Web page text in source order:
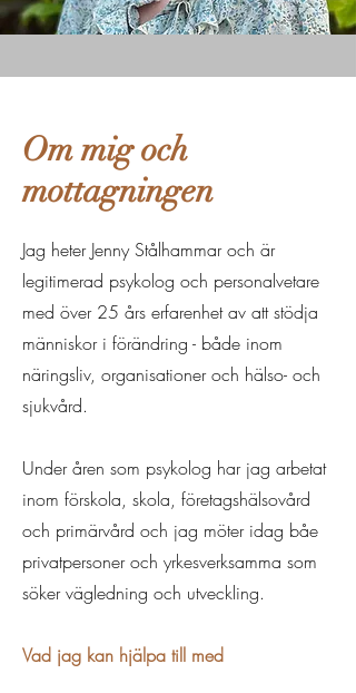
Om mig och
mottagningen
Jag heter Jenny Stålhammar och är
legitimerad psykolog och personalvetare
med över 25 års erfarenhet av att stödja
människor i förändring - både inom
näringsliv, organisationer och hälso- och
sjukvård.
Under åren som psykolog har jag arbetat
inom förskola, skola, företagshälsovård
och primärvård och jag möter idag båe
privatpersoner och yrkesverksamma som
söker vägledning och utveckling.
Vad jag kan hjälpa till med